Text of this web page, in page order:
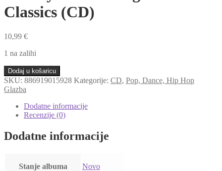
Classics (CD)
10,99 €
1 na zalihi
Johnny
Cash
-
Album
Classics
količina
Dodaj u košaricu
SKU: 886919015928 Kategorije: CD, Pop, Dance, Hip Hop
Glazba
Dodatne informacije
Recenzije (0)
Dodatne informacije
Stanje albuma Novo